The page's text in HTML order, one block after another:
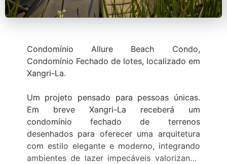
Condomínio Allure Beach Condo,
Condomínio Fechado de lotes, localizado em
Xangri-La.
Um projeto pensado para pessoas únicas.
Em breve Xangri-La receberá um
condomínio fechado de terrenos
desenhados para oferecer uma arquitetura
com estilo elegante e moderno, integrando
ambientes de lazer impecáveis valorizando